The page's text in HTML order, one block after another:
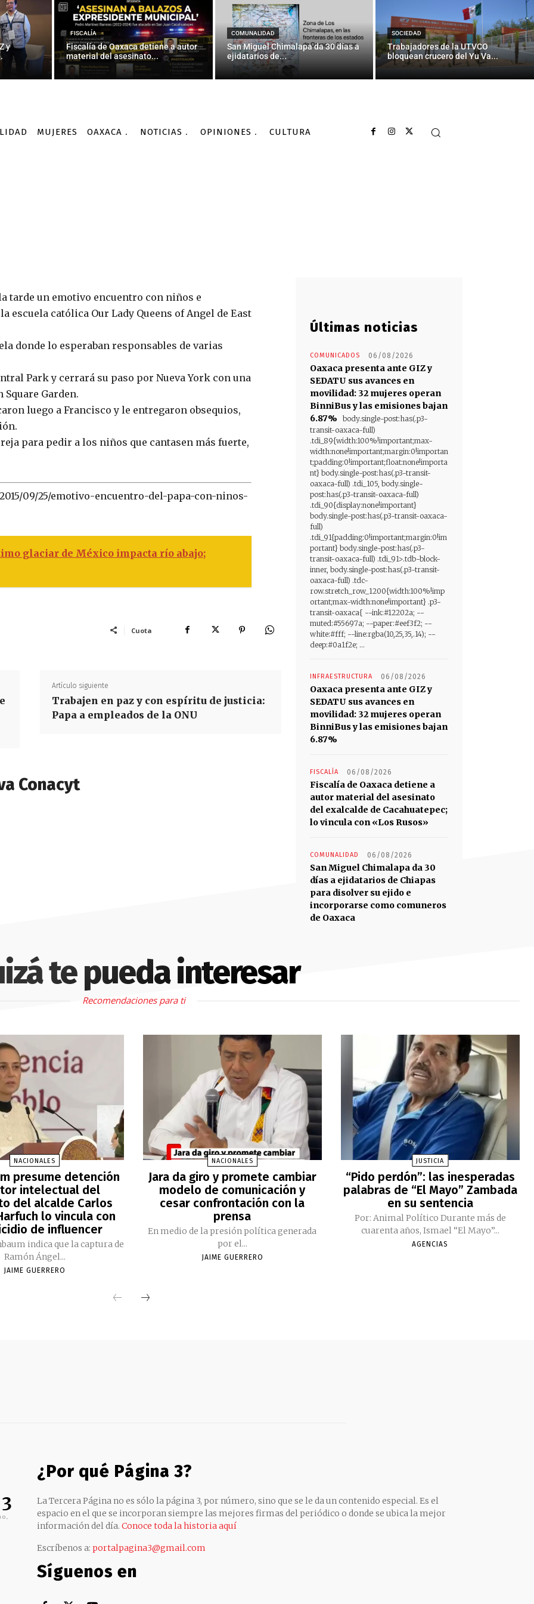
y
FISCALÍA
Fiscalía de Oaxaca detiene a autor
material del asesinato...
COMUNALIDAD
San Miguel Chimalapa da 30 días a
ejidatarios de...
SOCIEDAD
Trabajadores de la UTVCO
bloquean crucero del Yu Va...
MUJERES OAXACA NOTICIAS OPINIONES CULTURA
en Harlem — La Jornada
Por AGENCIA INFORMATIVA CONACYT - 25/09/2015
tarde un emotivo encuentro con niños e
católica Our Lady Queens of Angel de East
donde lo esperaban responsables de varias
Park y cerrará su paso por Nueva York con una
Garden.
luego a Francisco y le entregaron obsequios,
para pedir a los niños que cantasen más fuerte,
09/25/emotivo-encuentro-del-papa-con-ninos-
glaciar de México impacta río abajo;
Cuota
Artículo siguiente
Trabajen en paz y con espíritu de justicia:
Papa a empleados de la ONU
Conacyt
Últimas noticias
COMUNICADOS 06/08/2026
Oaxaca presenta ante GIZ y
SEDATU sus avances en
movilidad: 32 mujeres operan
BinniBus y las emisiones bajan
6.87%
body.single-post:has(.p3-
transit-oaxaca-full)
.tdi_89{width:100%!important;max-
width:none!important;margin:0!importan
t;padding:0!important;float:none!importa
nt} body.single-post:has(.p3-transit-
oaxaca-full) .tdi_105, body.single-
post:has(.p3-transit-oaxaca-full)
.tdi_90{display:none!important}
body.single-post:has(.p3-transit-oaxaca-
full)
.tdi_91{padding:0!important;margin:0!im
portant} body.single-post:has(.p3-
transit-oaxaca-full) .tdi_91>.tdb-block-
inner, body.single-post:has(.p3-transit-
oaxaca-full) .tdc-
row.stretch_row_1200{width:100%!imp
ortant;max-width:none!important} .p3-
transit-oaxaca{ --ink:#12202a; --
muted:#55697a; --paper:#eef3f2; --
white:#fff; --line:rgba(10,25,35,.14); --
deep:#0a1f2e; ...
INFRAESTRUCTURA 06/08/2026
Oaxaca presenta ante GIZ y
SEDATU sus avances en
movilidad: 32 mujeres operan
BinniBus y las emisiones bajan
6.87%
FISCALÍA 06/08/2026
Fiscalía de Oaxaca detiene a
autor material del asesinato
del exalcalde de Cacahuatepec;
lo vincula con «Los Rusos»
COMUNALIDAD 06/08/2026
San Miguel Chimalapa da 30
días a ejidatarios de Chiapas
para disolver su ejido e
incorporarse como comuneros
de Oaxaca
te pueda interesar
Recomendaciones para ti
NACIONALES
presume detención
intelectual del
del alcalde Carlos
lo vincula con
de influencer
indica que la captura de
Ramón Ángel...
JAIME GUERRERO
NACIONALES
Jara da giro y promete cambiar
modelo de comunicación y
cesar confrontación con la
prensa
En medio de la presión política generada
por el...
JAIME GUERRERO
JUSTICIA
“Pido perdón”: las inesperadas
palabras de “El Mayo” Zambada
en su sentencia
Por: Animal Político Durante más de
cuarenta años, Ismael “El Mayo”...
AGENCIAS
¿Por qué Página 3?
La Tercera Página no es sólo la página 3, por número, sino que se le da un contenido especial. Es el
espacio en el que se incorporan siempre las mejores firmas del periódico o donde se ubica la mejor
información del día. Conoce toda la historia aquí
Escríbenos a: portalpagina3@gmail.com
Síguenos en